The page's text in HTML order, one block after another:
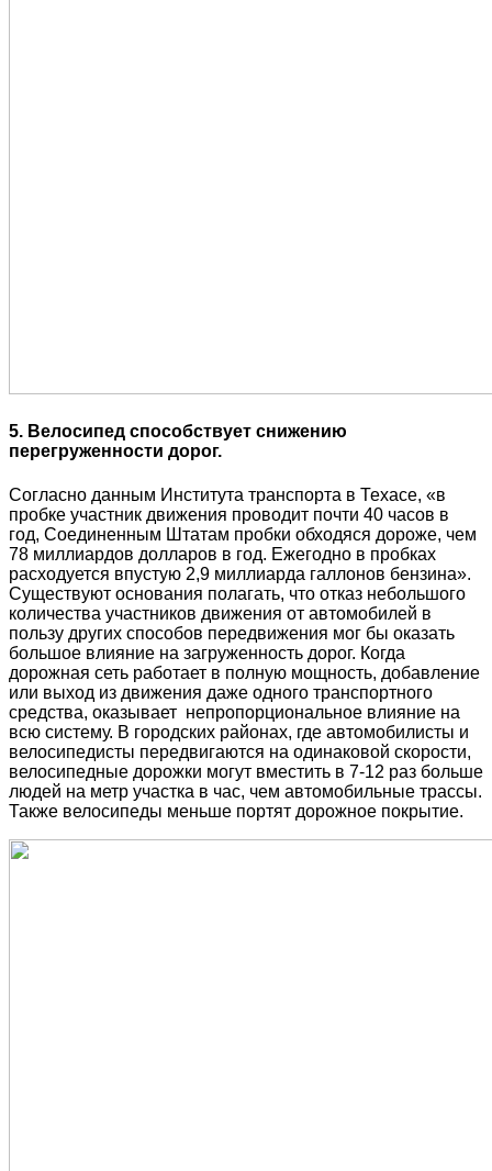
5. Велосипед способствует снижению
перегруженности дорог.
Согласно данным Института транспорта в Техасе, «в
пробке участник движения проводит почти 40 часов в
год, Соединенным Штатам пробки обходяся дороже, чем
78 миллиардов долларов в год. Ежегодно в пробках
расходуется впустую 2,9 миллиарда галлонов бензина».
Существуют основания полагать, что отказ небольшого
количества участников движения от автомобилей в
пользу других способов передвижения мог бы оказать
большое влияние на загруженность дорог. Когда
дорожная сеть работает в полную мощность, добавление
или выход из движения даже одного транспортного
средства, оказывает непропорциональное влияние на
всю систему. В городских районах, где автомобилисты и
велосипедисты передвигаются на одинаковой скорости,
велосипедные дорожки могут вместить в 7-12 раз больше
людей на метр участка в час, чем автомобильные трассы.
Также велосипеды меньше портят дорожное покрытие.